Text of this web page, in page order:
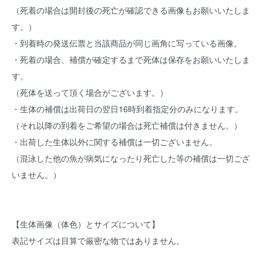
（死着の場合は開封後の死亡が確認できる画像もお願いいたしま
す。）
・到着時の発送伝票と当該商品が同じ画角に写っている画像。
・死着の場合、補償が確定するまで死体は保存をお願いいたしま
す。
（死体を送って頂く場合がございます。）
・生体の補償は出荷日の翌日16時到着指定分のみになります。
（それ以降の到着をご希望の場合は死亡補償は付きません。）
・出荷した生体以外に関する補償は一切ございません。
（混泳した他の魚が病気になったり死亡した等の補償は一切ござ
いません。）
【生体画像（体色）とサイズについて】
表記サイズは目算で厳密な物ではありません。